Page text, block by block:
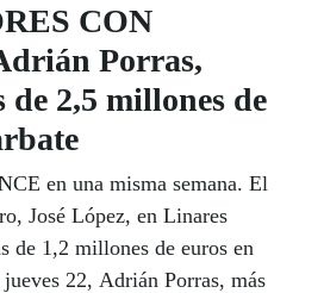
CON
Porras,
de 2,5 millones de
en una misma semana. El
José López, en Linares
de 1,2 millones de euros en
22, Adrián Porras, más